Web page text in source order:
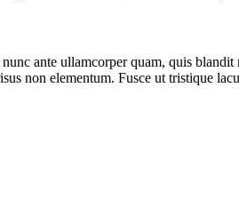
ante ullamcorper quam, quis
non elementum. Fusce ut tristique